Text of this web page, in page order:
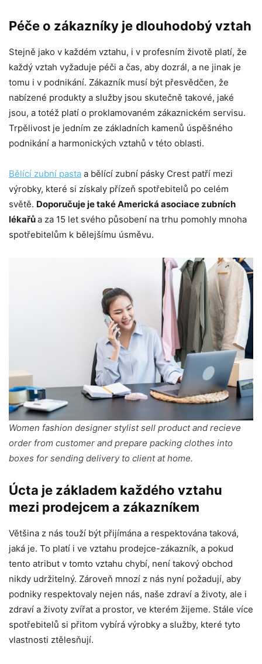
Péče o zákazníky je dlouhodobý vztah
Stejně jako v každém vztahu, i v profesním životě platí, že
každý vztah vyžaduje péči a čas, aby dozrál, a ne jinak je
tomu i v podnikání. Zákazník musí být přesvědčen, že
nabízené produkty a služby jsou skutečně takové, jaké
jsou, a totéž platí o proklamovaném zákaznickém servisu.
Trpělivost je jedním ze základních kamenů úspěšného
podnikání a harmonických vztahů v této oblasti.
Bělící zubní pasta a bělící zubní pásky Crest patří mezi
výrobky, které si získaly přízeň spotřebitelů po celém
světě. Doporučuje je také Americká asociace zubních
lékařůa za 15 let svého působení na trhu pomohly mnoha
spotřebitelům k bělejšímu úsměvu.
Women fashion designer stylist sell product and recieve
order from customer and prepare packing clothes into
boxes for sending delivery to client at home.
Úcta je základem každého vztahu
mezi prodejcem a zákazníkem
Většina z nás touží být přijímána a respektována taková,
jaká je. To platí i ve vztahu prodejce-zákazník, a pokud
tento atribut v tomto vztahu chybí, není takový obchod
nikdy udržitelný. Zároveň mnozí z nás nyní požadují, aby
podniky respektovaly nejen nás, naše zdraví a životy, ale i
zdraví a životy zvířat a prostor, ve kterém žijeme. Stále více
spotřebitelů si přitom vybírá výrobky a služby, které tyto
vlastnosti ztělesňují.